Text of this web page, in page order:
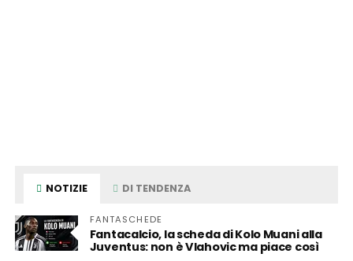
NOTIZIE DI TENDENZA
FANTASCHEDE
Fantacalcio, la scheda di Kolo Muani alla
Juventus: non è Vlahovic ma piace così